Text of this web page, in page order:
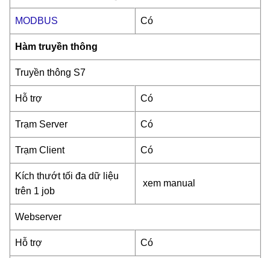
MODBUS Có
Hàm truyền thông
Truyền thông S7
Hỗ trợ Có
Trạm Server Có
Trạm Client Có
Kích thướt tối đa dữ liệu
trên 1 job
xem manual
Webserver
Hỗ trợ Có